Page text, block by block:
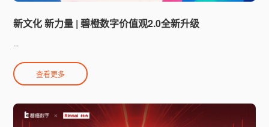
新文化 新力量 | 碧橙数字价值观2.0全新升级
...
查看更多